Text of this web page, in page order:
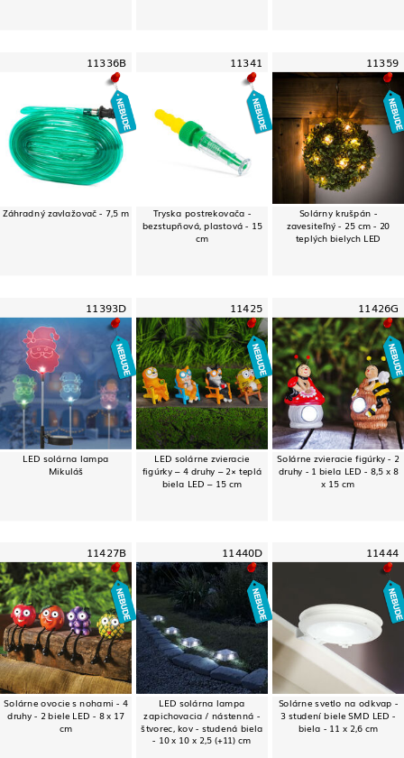
11336B
Záhradný zavlažovač - 7,5 m
11341
Tryska postrekovača -
bezstupňová, plastová - 15
cm
11359
Solárny krušpán -
zavesiteľný - 25 cm - 20
teplých bielych LED
11393D
LED solárna lampa
Mikuláš
11425
LED solárne zvieracie
figúrky – 4 druhy – 2× teplá
biela LED – 15 cm
11426G
Solárne zvieracie figúrky - 2
druhy - 1 biela LED - 8,5 x 8
x 15 cm
11427B
Solárne ovocie s nohami - 4
druhy - 2 biele LED - 8 x 17
cm
11440D
LED solárna lampa
zapichovacia / nástenná -
štvorec, kov - studená biela
- 10 x 10 x 2,5 (+11) cm
11444
Solárne svetlo na odkvap -
3 studení biele SMD LED -
biela - 11 x 2,6 cm